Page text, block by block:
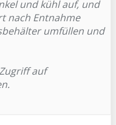
und kühl auf, und
nach Entnahme
umfüllen und
auf